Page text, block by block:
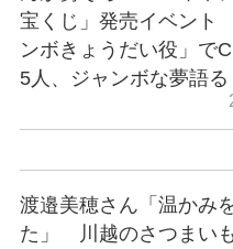
宝くじ」発売イベント
ンボきょうだい役」で
5人、ジャンボな夢語る
渡邉美穂さん「温かみ
た」 川越のさつまい